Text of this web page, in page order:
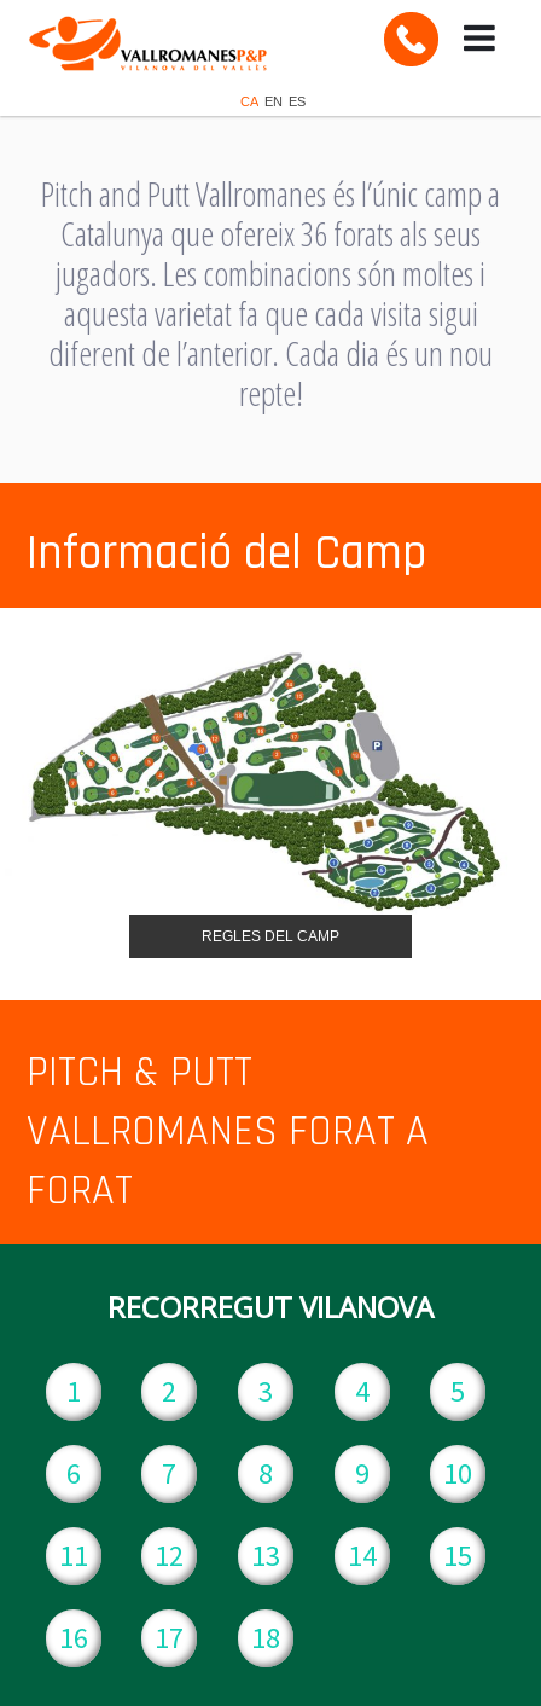
CA EN ES
Pitch and Putt Vallromanes és l’únic camp a
Catalunya que ofereix 36 forats als seus
jugadors. Les combinacions són moltes i
aquesta varietat fa que cada visita sigui
diferent de l’anterior. Cada dia és un nou
repte!
Informació del Camp
REGLES DEL CAMP
PITCH & PUTT
VALLROMANES FORAT A
FORAT
RECORREGUT VILANOVA
1 2 3 4 5
6 7 8 9 10
11 12 13 14 15
16 17 18